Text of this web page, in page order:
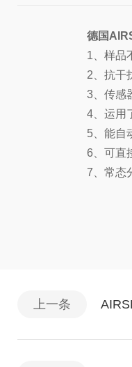
德国
1、样品
2、抗干
3、传感
4、运用
5、能自
6、可直
7、常态
上一条